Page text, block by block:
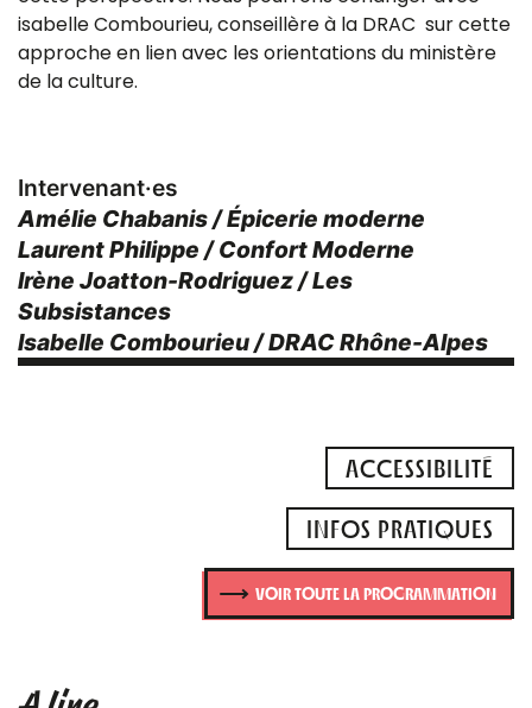
isabelle Combourieu, conseillère à la DRAC sur cette
approche en lien avec les orientations du ministère
de la culture.
Intervenant·es
Amélie Chabanis / Épicerie moderne
Laurent Philippe / Confort Moderne
Irène Joatton-Rodriguez / Les
Subsistances
Isabelle Combourieu / DRAC Rhône-Alpes
ACCESSIBILITÉ
INFOS PRATIQUES
VOIR TOUTE LA PROGRAMMATION